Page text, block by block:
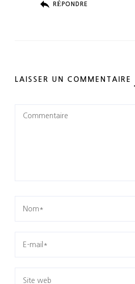
RÉPONDRE
LAISSER UN COMMENTAIRE